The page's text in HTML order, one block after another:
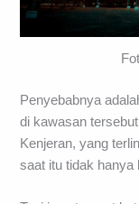
Penyebabnya
di kawasan
Kenjeran, yang
saat itu tidak hanya